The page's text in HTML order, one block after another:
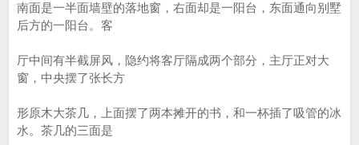
南面是一半面墙壁的落地窗，右面却是一阳台，东面通向别墅
后方的一阳台。客
厅中间有半截屏风，隐约将客厅隔成两个部分，主厅正对大
窗，中央摆了张长方
形原木大茶几，上面摆了两本摊开的书，和一杯插了吸管的冰
水。茶几的三面是